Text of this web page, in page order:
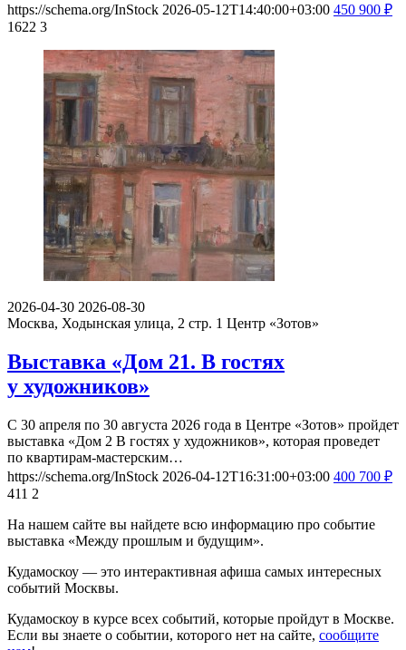
https://schema.org/InStock 2026-05-12T14:40:00+03:00 450 900 ₽
1622 3
2026-04-30 2026-08-30
Москва, Ходынская улица, 2 стр. 1 Центр «Зотов»
Выставка «Дом 21. В гостях
у художников»
С 30 апреля по 30 августа 2026 года в Центре «Зотов» пройдет
выставка «Дом 2 В гостях у художников», которая проведет
по квартирам-мастерским…
https://schema.org/InStock 2026-04-12T16:31:00+03:00 400 700 ₽
411 2
На нашем сайте вы найдете всю информацию про событие
выставка «Между прошлым и будущим».
Кудамоскоу — это интерактивная афиша самых интересных
событий Москвы.
Кудамоскоу в курсе всех событий, которые пройдут в Москве.
Если вы знаете о событии, которого нет на сайте, сообщите